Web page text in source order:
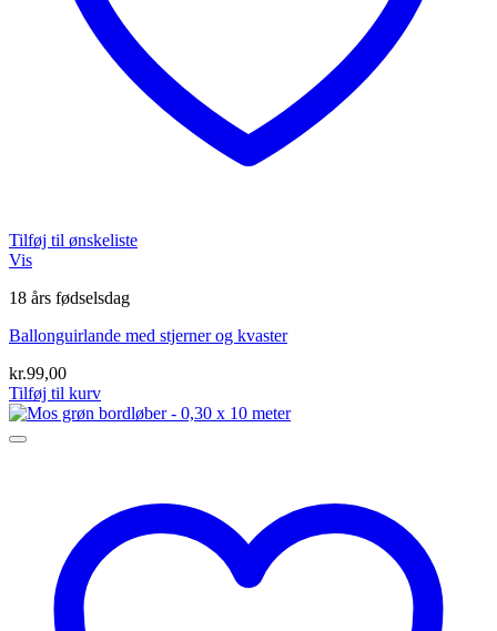
Tilføj til ønskeliste
Vis
18 års fødselsdag
Ballonguirlande med stjerner og kvaster
kr.99,00
Tilføj til kurv